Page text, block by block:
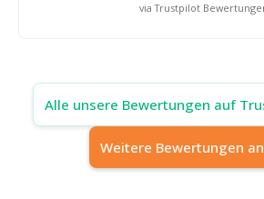
via Trustpilot
Alle unsere Bewertungen auf
Weitere Bewertungen